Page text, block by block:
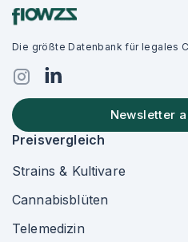
Die größte Datenbank für legales
Newsletter
Preisvergleich
Strains & Kultivare
Cannabisblüten
Telemedizin